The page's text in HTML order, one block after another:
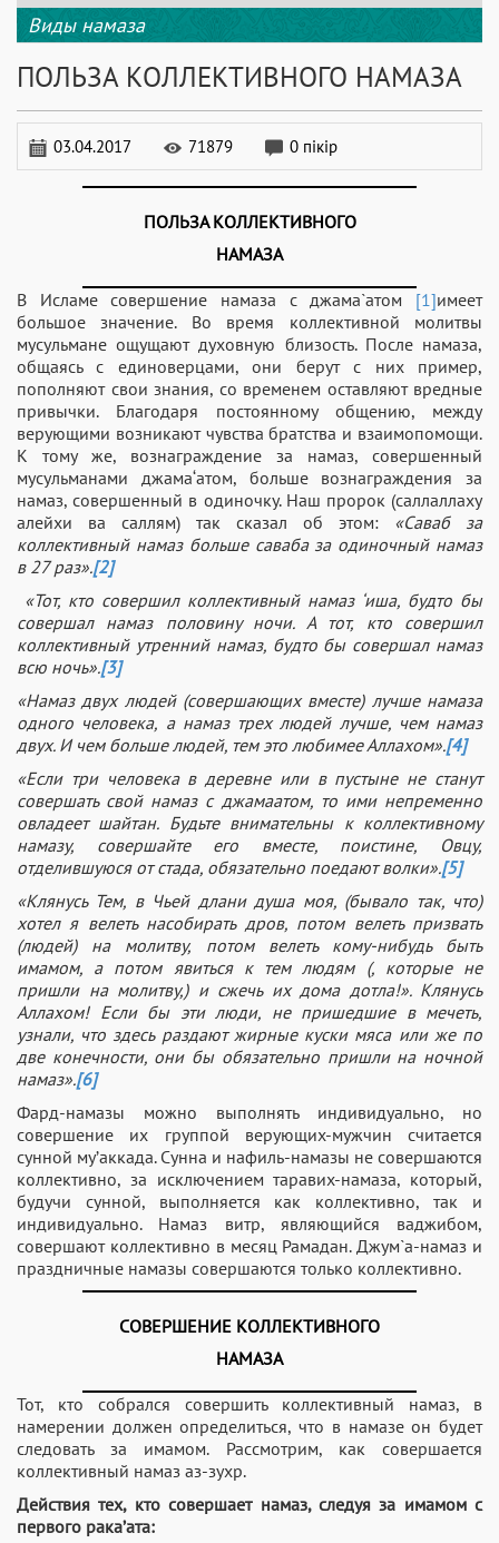
Виды намаза
ПОЛЬЗА КОЛЛЕКТИВНОГО НАМАЗА
03.04.2017 71879 0 пікір
ПОЛЬЗА КОЛЛЕКТИВНОГО
НАМАЗА
В Исламе совершение намаза с джама`атом [1]имеет
большое значение. Во время коллективной молитвы
мусульмане ощущают духовную близость. После намаза,
общаясь с единоверцами, они берут с них пример,
пополняют свои знания, со временем оставляют вредные
привычки. Благодаря постоянному общению, между
верующими возникают чувства братства и взаимопомощи.
К тому же, вознаграждение за намаз, совершенный
мусульманами джама‘атом, больше вознаграждения за
намаз, совершенный в одиночку. Наш пророк (саллаллаху
алейхи ва саллям) так сказал об этом: «Саваб за
коллективный намаз больше саваба за одиночный намаз
в 27 раз».[2]
«Тот, кто совершил коллективный намаз ‘иша, будто бы
совершал намаз половину ночи. А тот, кто совершил
коллективный утренний намаз, будто бы совершал намаз
всю ночь».[3]
«Намаз двух людей (совершающих вместе) лучше намаза
одного человека, а намаз трех людей лучше, чем намаз
двух. И чем больше людей, тем это любимее Аллахом».[4]
«Если три человека в деревне или в пустыне не станут
совершать свой намаз с джамаатом, то ими непременно
овладеет шайтан. Будьте внимательны к коллективному
намазу, совершайте его вместе, поистине, Овцу,
отделившуюся от стада, обязательно поедают волки».[5]
«Клянусь Тем, в Чьей длани душа моя, (бывало так, что)
хотел я велеть насобирать дров, потом велеть призвать
(людей) на молитву, потом велеть кому-нибудь быть
имамом, а потом явиться к тем людям (, которые не
пришли на молитву,) и сжечь их дома дотла!». Клянусь
Аллахом! Если бы эти люди, не пришедшие в мечеть,
узнали, что здесь раздают жирные куски мяса или же по
две конечности, они бы обязательно пришли на ночной
намаз».[6]
Фард-намазы можно выполнять индивидуально, но
совершение их группой верующих-мужчин считается
сунной му’аккада. Сунна и нафиль-намазы не совершаются
коллективно, за исключением таравих-намаза, который,
будучи сунной, выполняется как коллективно, так и
индивидуально. Намаз витр, являющийся ваджибом,
совершают коллективно в месяц Рамадан. Джум`а-намаз и
праздничные намазы совершаются только коллективно.
СОВЕРШЕНИЕ КОЛЛЕКТИВНОГО
НАМАЗА
Тот, кто собрался совершить коллективный намаз, в
намерении должен определиться, что в намазе он будет
следовать за имамом. Рассмотрим, как совершается
коллективный намаз аз-зухр.
Действия тех, кто совершает намаз, следуя за имамом с
первого рака’ата: